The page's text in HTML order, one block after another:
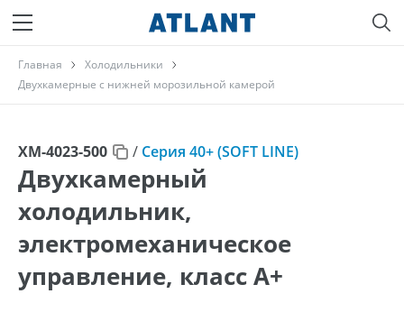
Главная
Холодильники
Двухкамерные с нижней морозильной камерой
ХМ-4023-500 / Серия 40+ (SOFT LINE)
Двухкамерный
холодильник,
электромеханическое
управление, класс A+